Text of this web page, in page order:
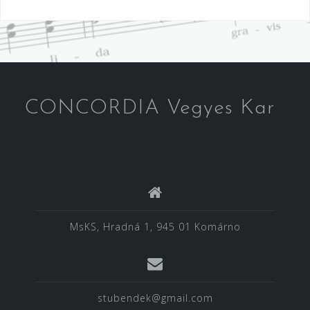
CONCORDIA Vegyes Kar
MsKS, Hradná 1, 945 01 Komárno
stubendek@gmail.com